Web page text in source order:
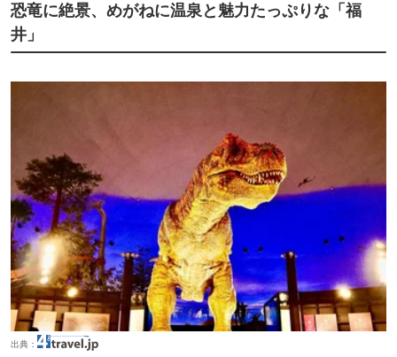
恐竜に絶景、めがねに温泉と魅力たっぷりな「福
井」
出典：